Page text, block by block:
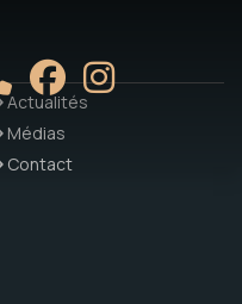
Actualités
Médias
Contact